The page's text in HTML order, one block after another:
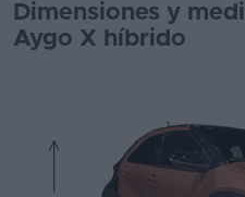
Dimensiones y
Aygo X híbrido